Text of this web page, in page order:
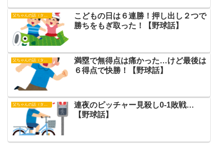
父ちゃんの話（タイガース）
こどもの日は６連勝！押し出し２つで
勝ちをもぎ取った！【野球話】
満塁で無得点は痛かった…けど最後は
６得点で快勝！【野球話】
父ちゃんの話（タイガース）
連夜のピッチャー見殺し0-1敗戦…
【野球話】